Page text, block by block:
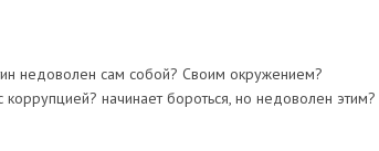
недоволен сам собой? Своим окружением?
начинает бороться, но недоволен этим?